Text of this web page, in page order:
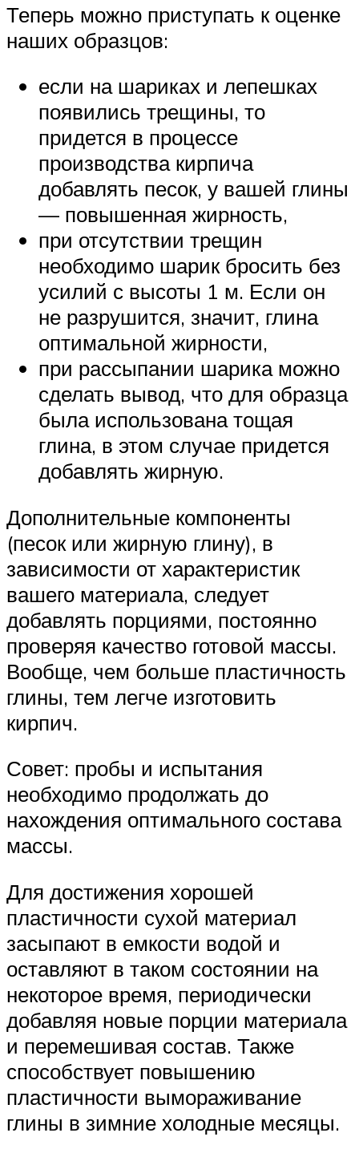
Теперь можно приступать к оценке
наших образцов:
если на шариках и лепешках
появились трещины, то
придется в процессе
производства кирпича
добавлять песок, у вашей глины
— повышенная жирность,
при отсутствии трещин
необходимо шарик бросить без
усилий с высоты 1 м. Если он
не разрушится, значит, глина
оптимальной жирности,
при рассыпании шарика можно
сделать вывод, что для образца
была использована тощая
глина, в этом случае придется
добавлять жирную.
Дополнительные компоненты
(песок или жирную глину), в
зависимости от характеристик
вашего материала, следует
добавлять порциями, постоянно
проверяя качество готовой массы.
Вообще, чем больше пластичность
глины, тем легче изготовить
кирпич.
Совет: пробы и испытания
необходимо продолжать до
нахождения оптимального состава
массы.
Для достижения хорошей
пластичности сухой материал
засыпают в емкости водой и
оставляют в таком состоянии на
некоторое время, периодически
добавляя новые порции материала
и перемешивая состав. Также
способствует повышению
пластичности вымораживание
глины в зимние холодные месяцы.